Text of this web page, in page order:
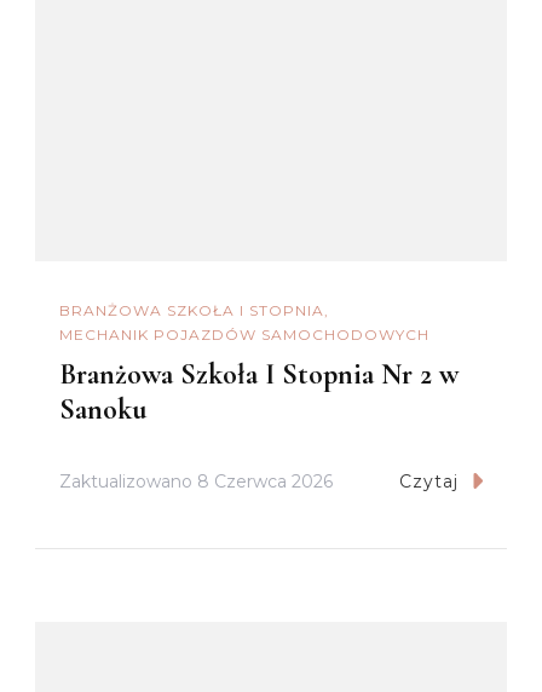
BRANŻOWA SZKOŁA I STOPNIA
MECHANIK POJAZDÓW SAMOCHODOWYCH
Branżowa Szkoła I Stopnia Nr 2 w
Sanoku
Zaktualizowano 8 Czerwca 2026 Czytaj